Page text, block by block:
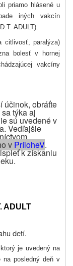
priamo hlásené u
iných vakcín
ADULT):
citlivosť, paralýza)
bolesť v hornej
vakcíny
účinok, obráťte
týka aj
sú uvedené v
Vedľajšie
v PríloheV.
k získaniu
ADULT
detí.
je uvedený na
na posledný deň v